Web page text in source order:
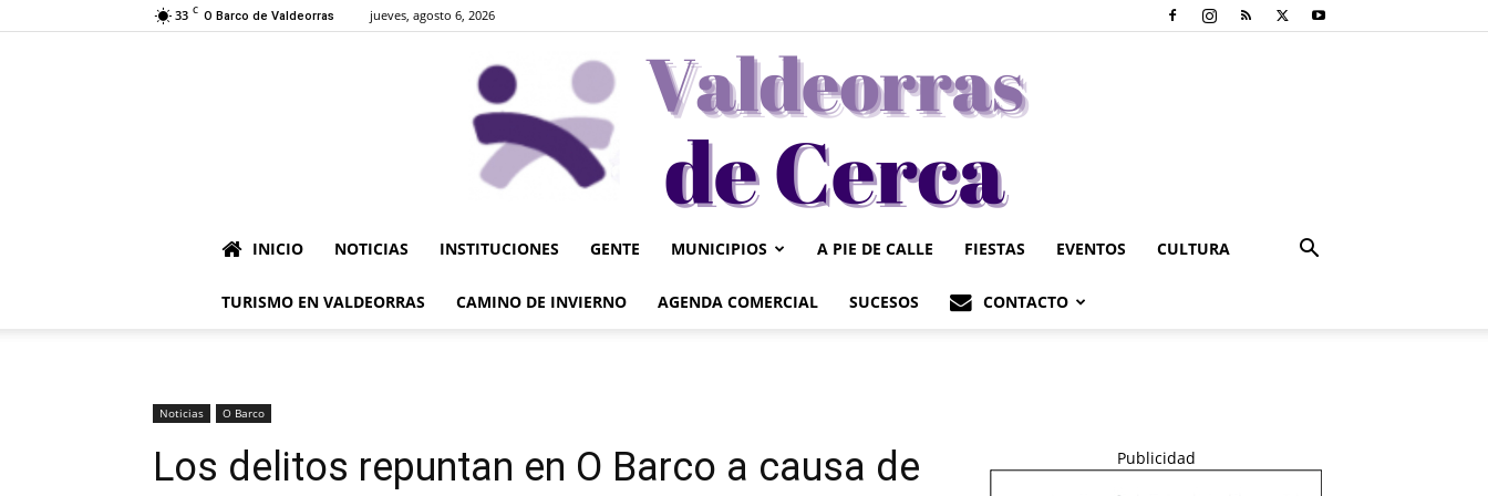
33 C O Barco de Valdeorras jueves, agosto 6, 2026
Valdeorrasdecerca
INICIO NOTICIAS INSTITUCIONES GENTE MUNICIPIOS A PIE DE CALLE FIESTAS EVENTOS CULTURA
TURISMO EN VALDEORRAS CAMINO DE INVIERNO AGENDA COMERCIAL SUCESOS CONTACTO
Noticias O Barco
Los delitos repuntan en O Barco a causa de Publicidad